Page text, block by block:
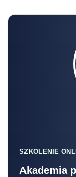
SZKOLENIE
Akademia